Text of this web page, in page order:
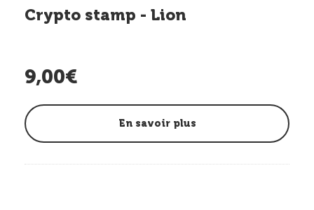
Crypto stamp - Lion
9,00€
En savoir plus